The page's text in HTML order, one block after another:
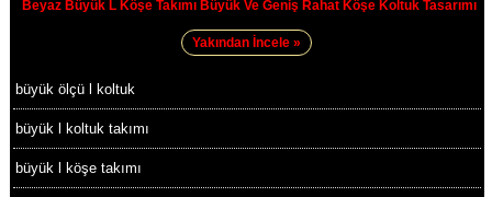
Beyaz Büyük L Köşe Takımı Büyük Ve Geniş Rahat Köşe Koltuk Tasarımı
Yakından İncele »
büyük ölçü l koltuk
büyük l koltuk takımı
büyük l köşe takımı